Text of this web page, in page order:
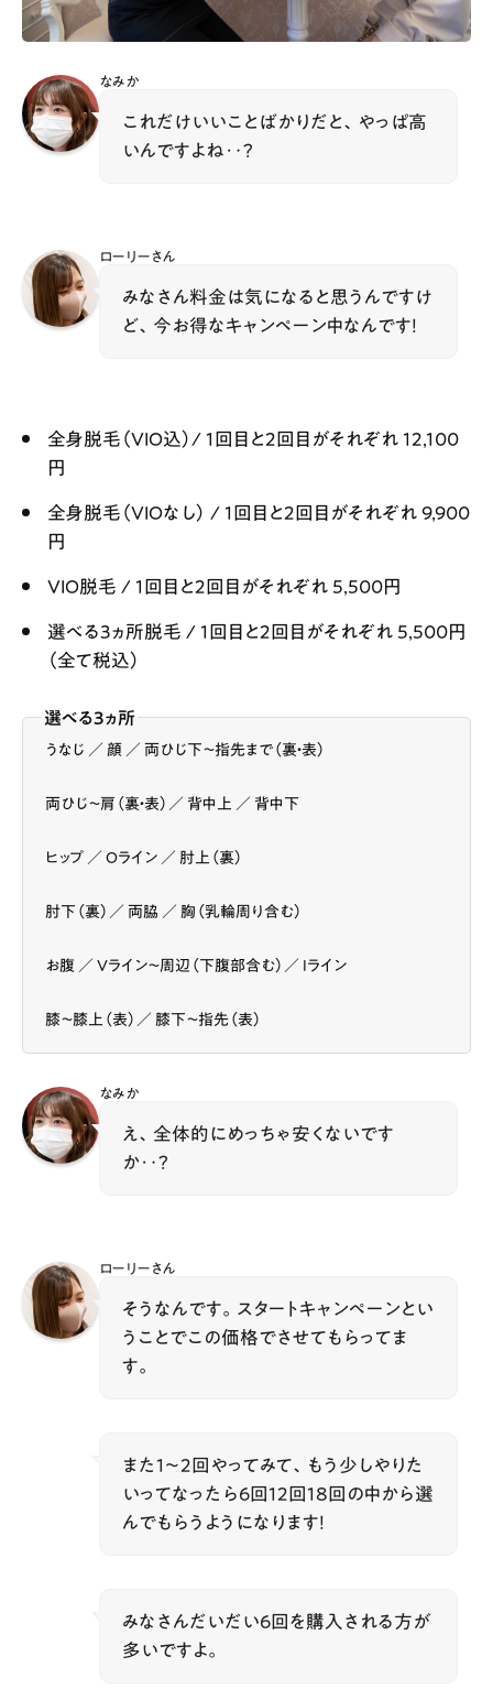
なみか
これだけいいことばかりだと、やっぱ高
いんですよね‥？
ローリーさん
みなさん料金は気になると思うんですけ
ど、今お得なキャンペーン中なんです！
全身脱毛（VIO込）/ 1回目と2回目がそれぞれ 12,100
円
全身脱毛（VIOなし） / 1回目と2回目がそれぞれ 9,900
円
VIO脱毛 / 1回目と2回目がそれぞれ 5,500円
選べる3ヵ所脱毛 / 1回目と2回目がそれぞれ 5,500円
（全て税込）
選べる3ヵ所
うなじ ／ 顔 ／ 両ひじ下〜指先まで（裏・表）
両ひじ〜肩（裏・表）／ 背中上 ／ 背中下
ヒップ ／ Oライン ／ 肘上（裏）
肘下（裏）／ 両脇 ／ 胸（乳輪周り含む）
お腹 ／ Vライン〜周辺（下腹部含む）／ Iライン
膝〜膝上（表）／ 膝下〜指先（表）
なみか
え、全体的にめっちゃ安くないです
か‥？
ローリーさん
そうなんです。スタートキャンペーンとい
うことでこの価格でさせてもらってま
す。
また1〜2回やってみて、もう少しやりた
いってなったら6回12回18回の中から選
んでもらうようになります！
みなさんだいだい6回を購入される方が
多いですよ。